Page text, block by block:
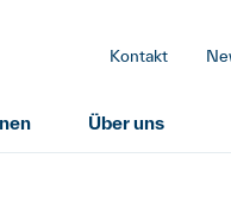
Kontakt
Über uns